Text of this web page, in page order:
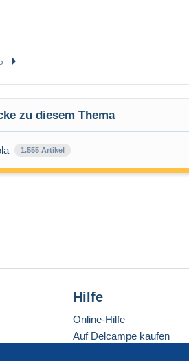
zu diesem Thema
1.555 Artikel
Hilfe
Online-Hilfe
Auf Delcampe kaufen